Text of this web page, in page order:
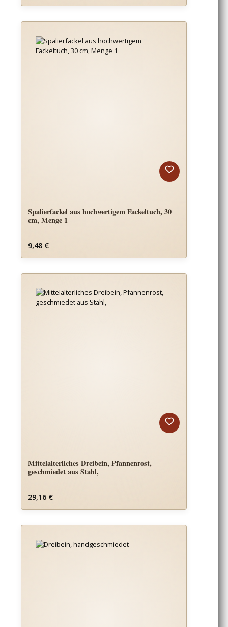
Spalierfackel aus hochwertigem Fackeltuch, 30
cm, Menge 1
Regulärer Preis:
9,48 €
Mittelalterliches Dreibein, Pfannenrost,
geschmiedet aus Stahl,
Regulärer Preis:
29,16 €